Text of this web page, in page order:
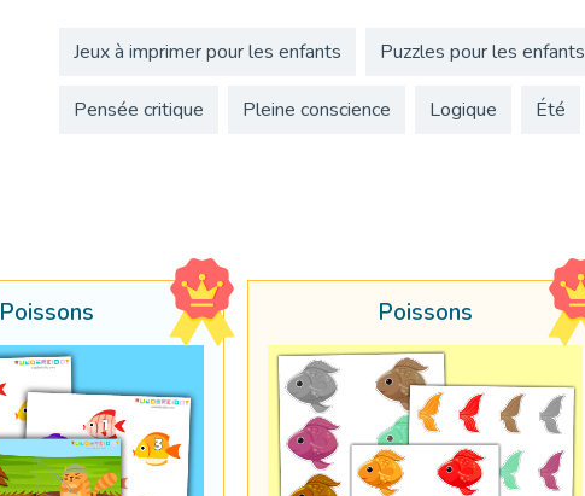
Jeux à imprimer pour les enfants Puzzles pour les enfants
Pensée critique Pleine conscience Logique Été
Poissons Poissons